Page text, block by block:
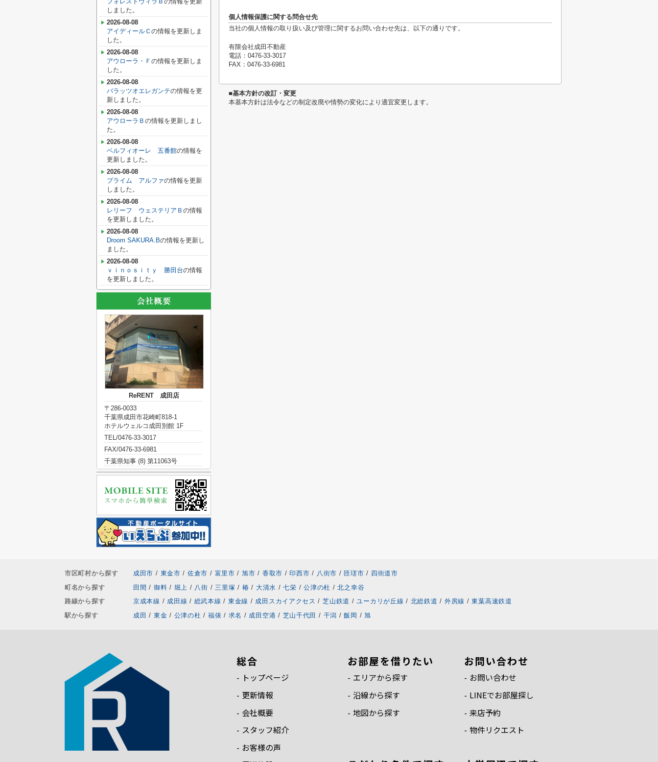
個人情報保護に関する問合せ先
当社の個人情報の取り扱い及び管理に関するお問い合わせ先は、以下の通りです。
有限会社成田不動産
電話：0476-33-3017
FAX：0476-33-6981
■基本方針の改訂・変更
本基本方針は法令などの制定改廃や情勢の変化により適宜変更します。
しました。
2026-08-08
アイディールＣ の情報を更新しま
した。
2026-08-08
アウローラ・Ｆ の情報を更新しま
した。
2026-08-08
パラッツオエレガンテの情報を更
新しました。
2026-08-08
アウローラＢ の情報を更新しまし
た。
2026-08-08
ベルフィオーレ 五番館の情報を
更新しました。
2026-08-08
プライム アルファの情報を更新
しました。
2026-08-08
レリーフ ウェステリアＢ の情報
を更新しました。
2026-08-08
Droom SAKURA.Bの情報を更新し
ました。
2026-08-08
ｖｉｎｏｓｉｔｙ 勝田台の情報
を更新しました。
ReRENT 成田店
〒286-0033
千葉県成田市花崎町818-1
ホテルウェルコ成田別館 1F
TEL/0476-33-3017
FAX/0476-33-6981
千葉県知事 (8) 第11063号
市区町村から探す 成田市 / 東金市 / 佐倉市 / 富里市 / 旭市 / 香取市 / 印西市 / 八街市 / 匝瑳市 / 四街道市
町名から探す
田間 / 御料 / 堀上 / 八街 / 三里塚 / 椿 / 大清水 / 七栄 / 公津の杜 / 北之幸谷
路線から探す
京成本線 / 成田線 / 総武本線 / 東金線 / 成田スカイアクセス / 芝山鉄道 / ユーカリが丘線 / 北総鉄道 / 外房線 / 東葉高速鉄道
駅から探す
成田 / 東金 / 公津の杜 / 福俵 / 求名 / 成田空港 / 芝山千代田 / 干潟 / 飯岡 / 旭
総合
トップページ
更新情報
会社概要
スタッフ紹介
お客様の声
お部屋を借りたい
エリアから探す
沿線から探す
地図から探す
お問い合わせ
お問い合わせ
LINEでお部屋探し
来店予約
物件リクエスト